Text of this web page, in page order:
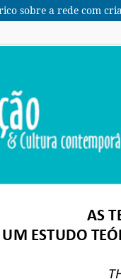
sobre a rede com